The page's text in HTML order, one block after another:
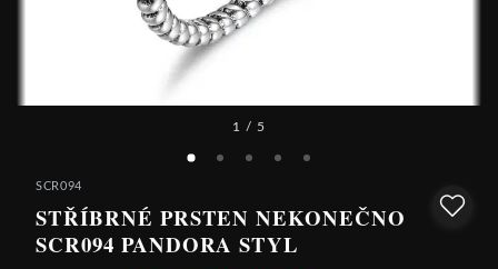
1 / 5
SCR094
STŘÍBRNÉ PRSTEN NEKONEČNO
SCR094 PANDORA STYL